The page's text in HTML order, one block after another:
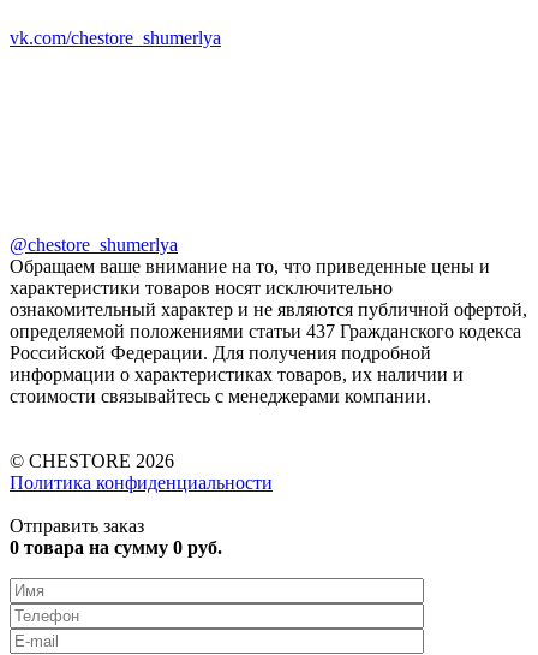
vk.com/chestore_shumerlya
@chestore_shumerlya
Обращаем ваше внимание на то, что приведенные цены и
характеристики товаров носят исключительно
ознакомительный характер и не являются публичной офертой,
определяемой положениями статьи 437 Гражданского кодекса
Российской Федерации. Для получения подробной
информации о характеристиках товаров, их наличии и
стоимости связывайтесь с менеджерами компании.
© CHESTORE 2026
Политика конфиденциальности
Отправить заказ
0 товара на сумму 0 руб.